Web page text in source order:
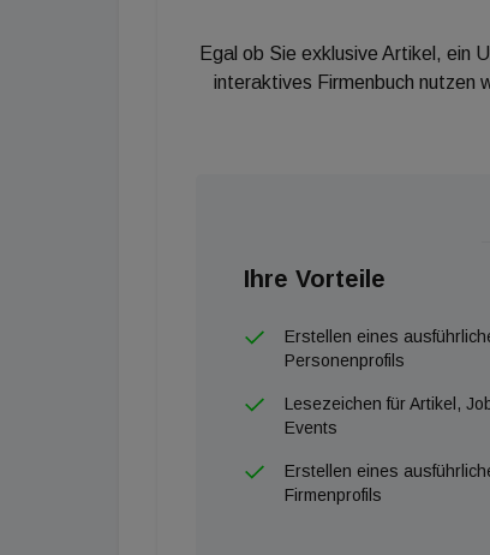
Egal ob Sie exklusive Artikel, ein
interaktives Firmenbuch nutzen
Ihre Vorteile
Erstellen eines
Personenprofils
Lesezeichen für Artikel,
Events
Erstellen eines
Firmenprofils